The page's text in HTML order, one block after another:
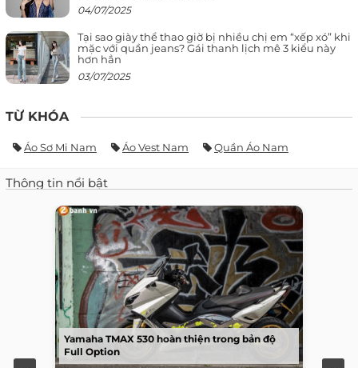
04/07/2025
Tại sao giày thể thao giờ bị nhiều chị em “xếp xó” khi
mặc với quần jeans? Gái thanh lịch mê 3 kiểu này
hơn hẳn
03/07/2025
TỪ KHÓA
Áo Sơ Mi Nam Áo Vest Nam Quần Áo Nam
Thông tin nổi bật
Yamaha TMAX 530 hoàn thiện trong bản độ
Full Option